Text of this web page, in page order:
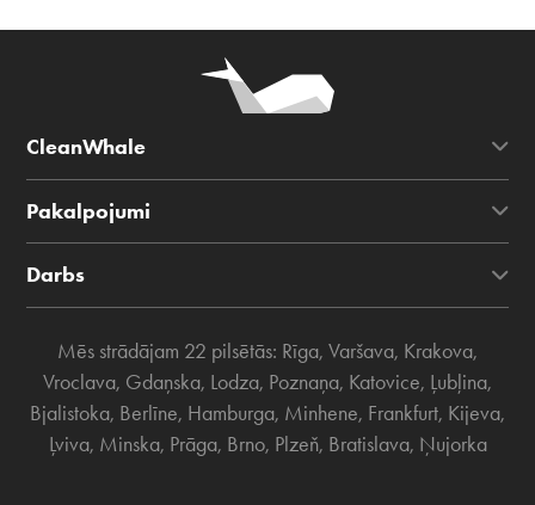
CleanWhale
Pakalpojumi
Darbs
Mēs strādājam 22 pilsētās: Rīga, Varšava, Krakova,
Vroclava, Gdaņska, Lodza, Poznaņa, Katovice, Ļubļina,
Bjalistoka, Berlīne, Hamburga, Minhene, Frankfurt, Kijeva,
Ļviva, Minska, Prāga, Brno, Plzeň, Bratislava, Ņujorka